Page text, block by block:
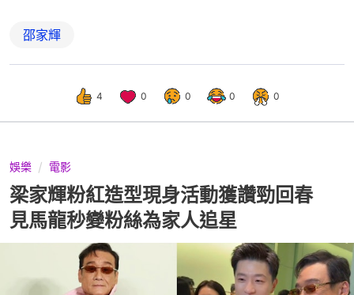
邵家輝
4 0 0 0 0
娛樂 電影
梁家輝粉紅造型現身活動獲讚勁回春
見馬龍秒變粉絲為家人追星